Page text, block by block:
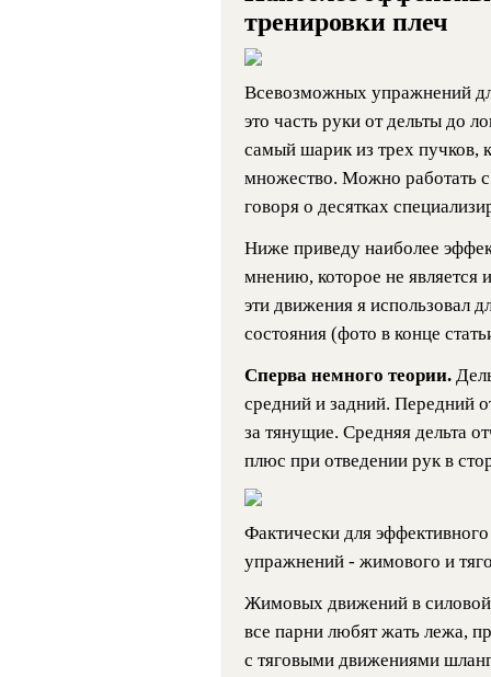
тренировки плеч
Всевозможных упражнений
это часть руки от дельты до
самый шарик из трех пучков,
множество. Можно работать
говоря о десятках
Ниже приведу наиболее
мнению, которое не является
эти движения я использовал
состояния (фото в конце
Сперва немного теории.
средний и задний. Передний
за тянущие. Средняя дельта
плюс при отведении рук в
Фактически для
упражнений - жимового и
Жимовых движений в силовой
все парни любят жать лежа,
с тяговыми движениями